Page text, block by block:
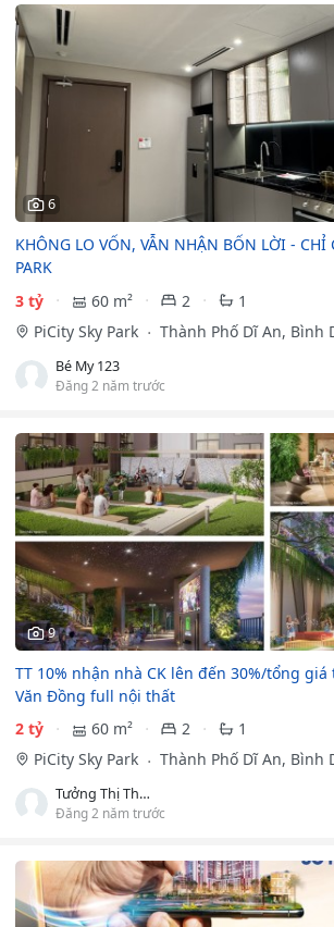
6
KHÔNG LO VỐN, VẪN NHẬN BỐN LỜI - CHỈ
PARK
3 tỷ
60 m² 2
1
PiCity Sky Park
Thành Phố Dĩ An, Bình
Bé My 123
Đăng 2 năm trước
9
TT 10% nhận nhà CK lên đến 30%/tổng giá
Văn Đồng full nội thất
2 tỷ
60 m² 2
1
PiCity Sky Park
Thành Phố Dĩ An, Bình
Tưởng Thị Thúy Hằng
Đăng 2 năm trước